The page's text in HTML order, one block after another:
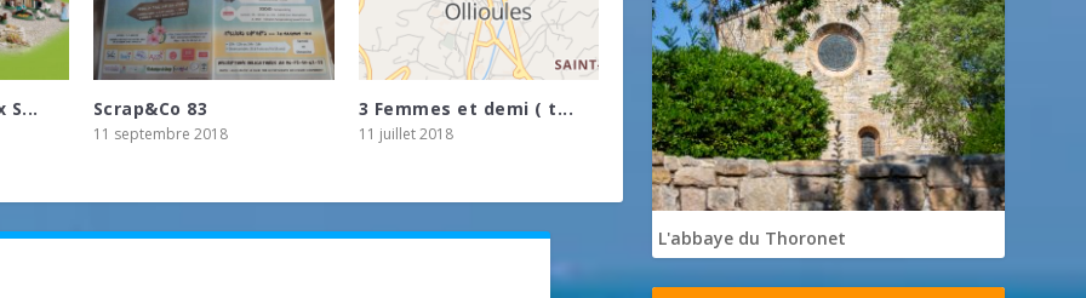
S... Scrap&Co 83
11 septembre 2018
3 Femmes et demi ( t...
11 juillet 2018
L'abbaye du Thoronet